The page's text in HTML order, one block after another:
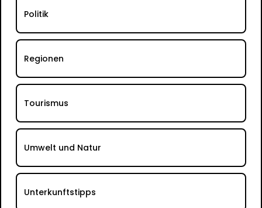
Politik
Regionen
Tourismus
Umwelt und Natur
Unterkunftstipps